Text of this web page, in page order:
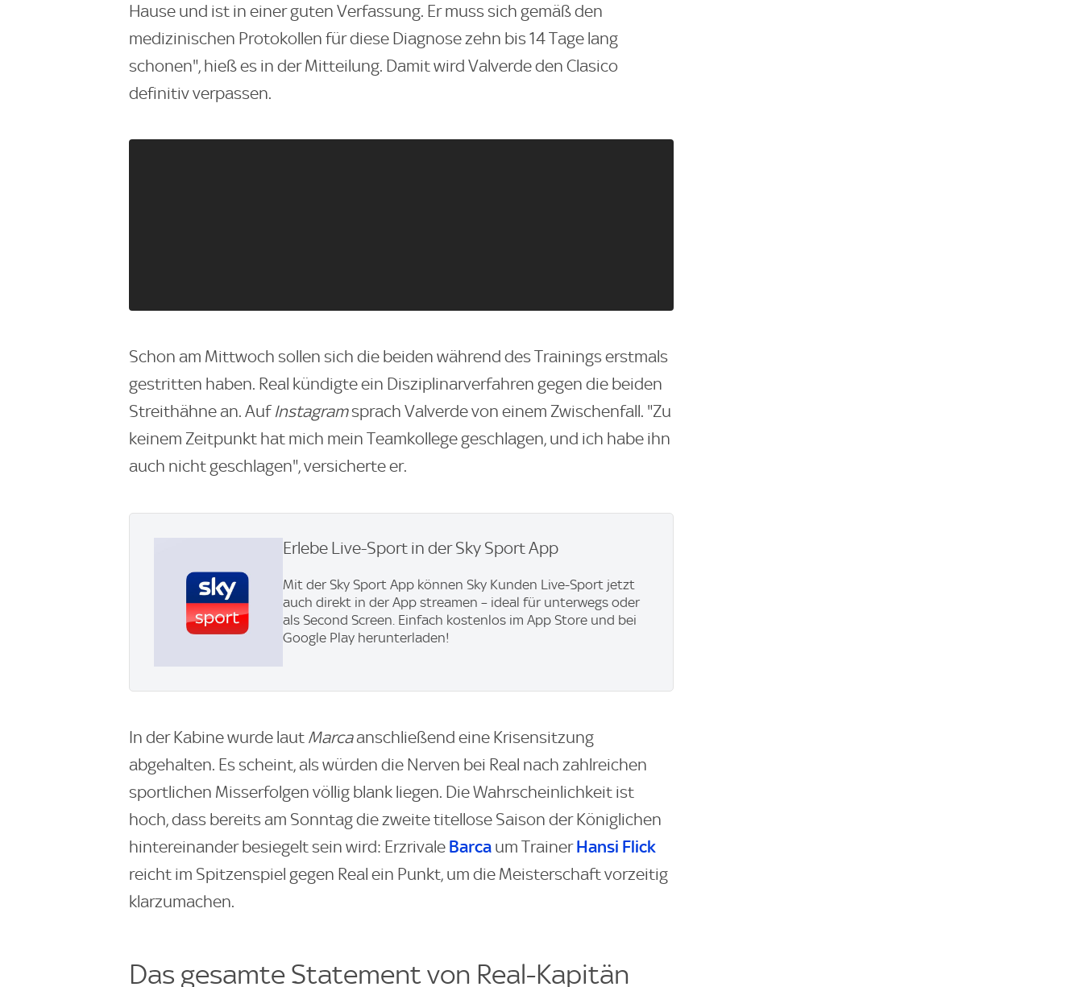
Hause und ist in einer guten Verfassung. Er muss sich gemäß den
medizinischen Protokollen für diese Diagnose zehn bis 14 Tage lang
schonen", hieß es in der Mitteilung. Damit wird Valverde den Clasico
definitiv verpassen.
Schon am Mittwoch sollen sich die beiden während des Trainings erstmals
gestritten haben. Real kündigte ein Disziplinarverfahren gegen die beiden
Streithähne an. Auf Instagramsprach Valverde von einem Zwischenfall. "Zu
keinem Zeitpunkt hat mich mein Teamkollege geschlagen, und ich habe ihn
auch nicht geschlagen", versicherte er.
Erlebe Live-Sport in der Sky Sport App
Mit der Sky Sport App können Sky Kunden Live-Sport jetzt
auch direkt in der App streamen – ideal für unterwegs oder
als Second Screen. Einfach kostenlos im App Store und bei
Google Play herunterladen!
In der Kabine wurde laut Marcaanschließend eine Krisensitzung
abgehalten. Es scheint, als würden die Nerven bei Real nach zahlreichen
sportlichen Misserfolgen völlig blank liegen. Die Wahrscheinlichkeit ist
hoch, dass bereits am Sonntag die zweite titellose Saison der Königlichen
hintereinander besiegelt sein wird: Erzrivale Barca um TrainerHansi Flick
reicht im Spitzenspiel gegen Real ein Punkt, um die Meisterschaft vorzeitig
klarzumachen.
Das gesamte Statement von Real-Kapitän